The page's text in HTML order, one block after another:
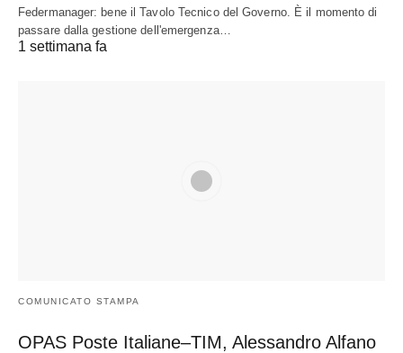
Federmanager: bene il Tavolo Tecnico del Governo. È il momento di
passare dalla gestione dell'emergenza…
1 settimana fa
COMUNICATO STAMPA
OPAS Poste Italiane–TIM, Alessandro Alfano